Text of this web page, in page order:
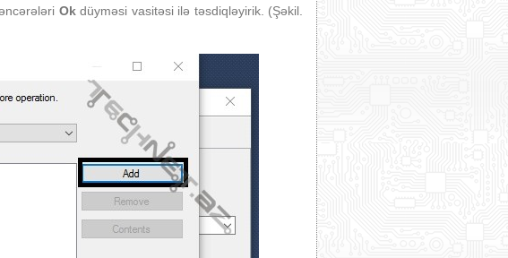
Okdüyməsi vasitəsi ilə təsdiqləyirik. (Şəkil.